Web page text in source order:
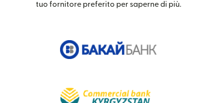
tuo fornitore preferito per saperne di più.